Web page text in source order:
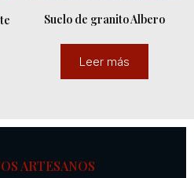
Suelo de granito Albero
Leer más
ARTESANOS